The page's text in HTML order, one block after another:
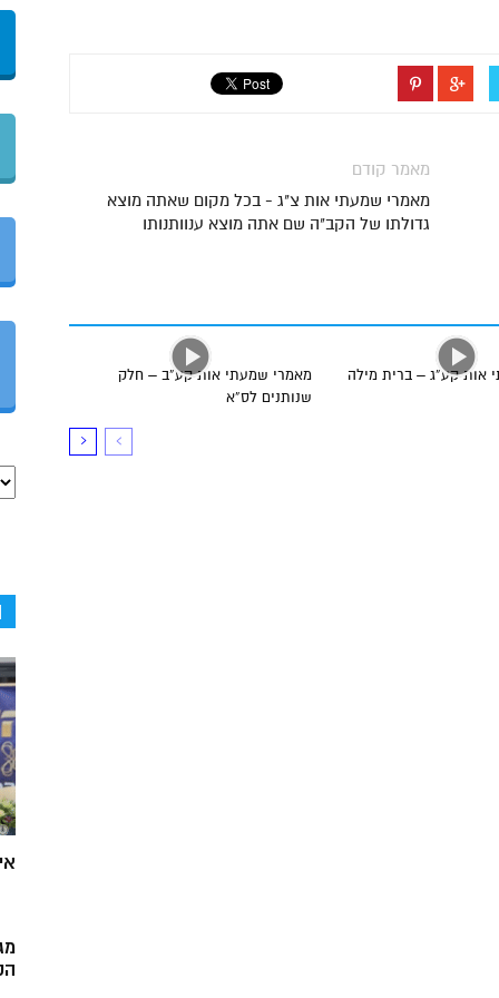
מאמר קודם
מאמרי שמעתי אות צ"ג - בכל מקום שאתה מוצא
גדולתו של הקב"ה שם אתה מוצא ענוותנותו
מאמרי שמעתי אות קע”ב – חלק
שנותנים לס”א
אות קע”ג – ברית מילה